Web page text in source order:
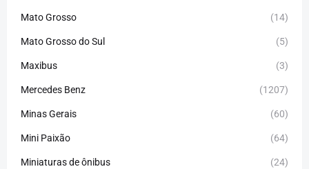
Mato Grosso (14)
Mato Grosso do Sul (5)
Maxibus (3)
Mercedes Benz (1207)
Minas Gerais (60)
Mini Paixão (64)
Miniaturas de ônibus (24)